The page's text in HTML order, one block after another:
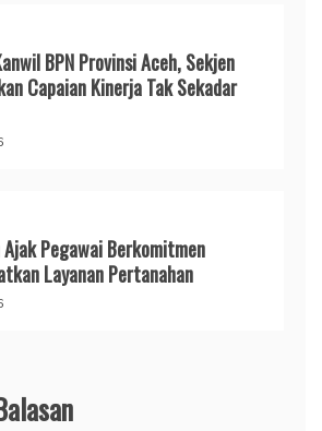
BPN Provinsi Aceh, Sekjen
Capaian Kinerja Tak Sekadar
Pegawai Berkomitmen
Layanan Pertanahan